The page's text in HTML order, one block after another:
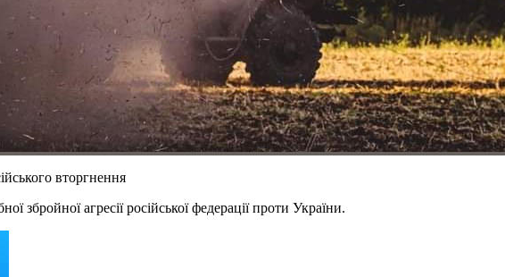
вторгнення
збройної агресії російської федерації проти України.